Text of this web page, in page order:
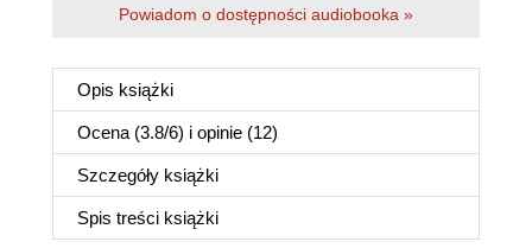
Powiadom o dostępności audiobooka »
Opis książki
Ocena (3.8/6) i opinie (12)
Szczegóły książki
Spis treści książki